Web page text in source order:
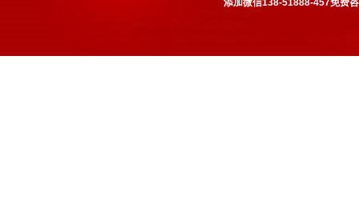
添加微信138-51888-457免费